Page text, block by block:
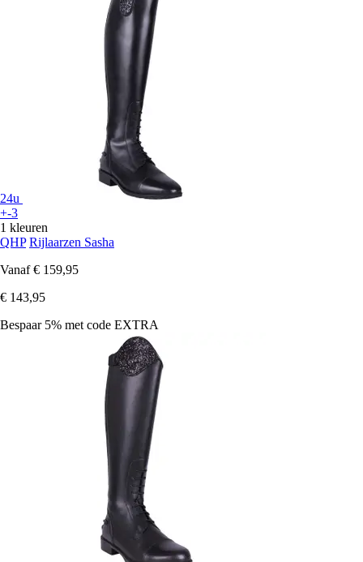
24u
+-3
1 kleuren
QHP Rijlaarzen Sasha
Vanaf € 159,95
€ 143,95
Bespaar 5% met code EXTRA